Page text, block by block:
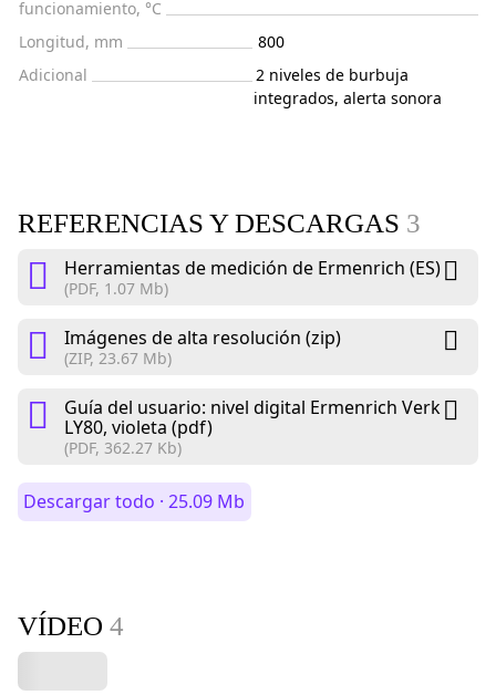
funcionamiento, °C
Longitud, mm
800
Adicional
2 niveles de burbuja
integrados, alerta sonora
REFERENCIAS Y DESCARGAS 3
Herramientas de medición de Ermenrich (ES)
(PDF, 1.07 Mb)
Imágenes de alta resolución (zip)
(ZIP, 23.67 Mb)
Guía del usuario: nivel digital Ermenrich Verk
LY80, violeta (pdf)
(PDF, 362.27 Kb)
Descargar todo · 25.09 Mb
VÍDEO 4